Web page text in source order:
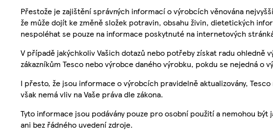
Přestože je zajištění správných informací o výrobcích věnována
že může dojít ke změně složek potravin, obsahu živin, dietetických
nespoléhat se pouze na informace poskytnuté na internetových
V případě jakýchkoliv Vašich dotazů nebo potřeby získat radu
zákazníkům Tesco nebo výrobce daného výrobku, pokdu se nejedná o
I přesto, že jsou informace o výrobcích pravidelně aktualizovány,
však nemá vliv na Vaše práva dle zákona.
Tyto informace jsou podávány pouze pro osobní použití a nemohou
ani bez řádného uvedení zdroje.